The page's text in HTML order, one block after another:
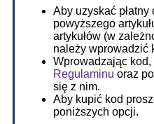
Aby uzyskać płatny
powyższego
artykułów (w
należy wprowadzić
Wprowadzając
Regulaminu oraz
się z nim.
Aby kupić kod
poniższych opcji.